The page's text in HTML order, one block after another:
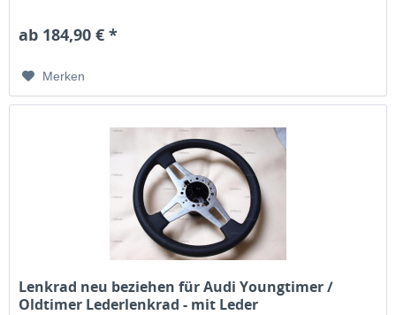
ab 184,90 € *
Merken
Lenkrad neu beziehen für Audi Youngtimer /
Oldtimer Lederlenkrad - mit Leder